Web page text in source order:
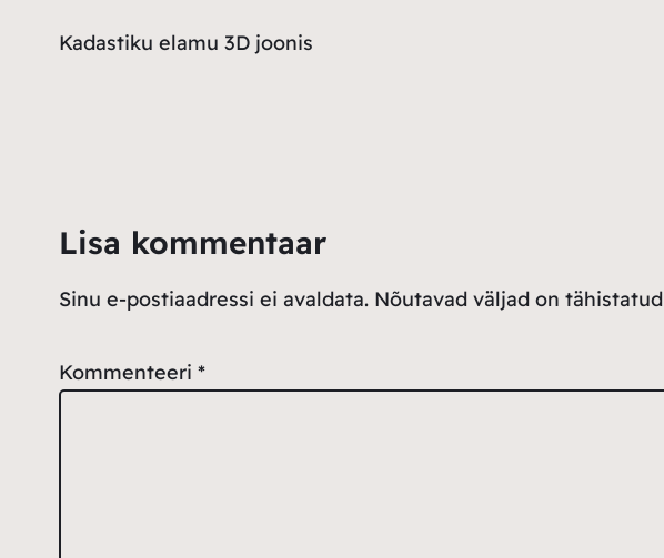
Kadastiku elamu 3D joonis
Lisa kommentaar
Sinu e-postiaadressi ei avaldata. Nõutavad väljad on tähistatud
Kommenteeri *